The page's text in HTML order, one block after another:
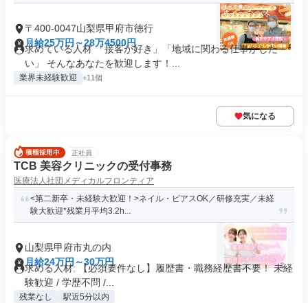
〒400-0047山梨県甲府市徳行
月給25万円～28万4500円
求めている人材 「接客が好き」「地域に関わる仕事がした
い」 そんなあなたを歓迎します！...
業界未経験歓迎 +11個
気になる
正社員
TCB 美容クリニックの受付事務
医療法人社団メディカルフロンティア
<第二新卒・未経験大歓迎！>ネイル・ピアスOK／研修充実／未経
験大歓迎*残業月平均3.2h...
山梨県甲府市丸の内
月給24万円～30万円
求める人材: 【必須要件なし】履歴書・職務経歴書不要！ 未経
験歓迎 / 学歴不問 /...
残業なし 駅近5分以内